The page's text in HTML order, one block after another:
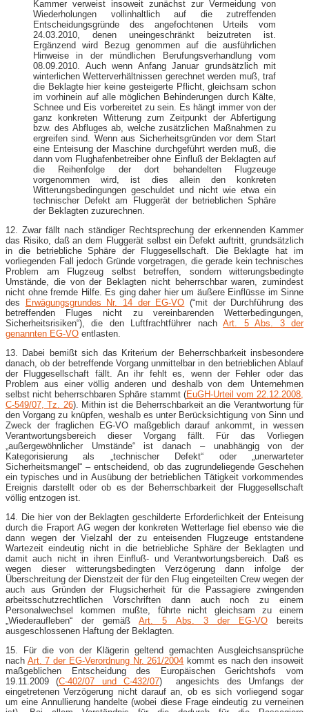
Kammer verweist insoweit zunächst zur Vermeidung von
Wiederholungen vollinhaltlich auf die zutreffenden
Entscheidungsgründe des angefochtenen Urteils vom
24.03.2010, denen uneingeschränkt beizutreten ist.
Ergänzend wird Bezug genommen auf die ausführlichen
Hinweise in der mündlichen Berufungsverhandlung vom
08.09.2010. Auch wenn Anfang Januar grundsätzlich mit
winterlichen Wetterverhältnissen gerechnet werden muß, traf
die Beklagte hier keine gesteigerte Pflicht, gleichsam schon
im vorhinein auf alle möglichen Behinderungen durch Kälte,
Schnee und Eis vorbereitet zu sein. Es hängt immer von der
ganz konkreten Witterung zum Zeitpunkt der Abfertigung
bzw. des Abfluges ab, welche zusätzlichen Maßnahmen zu
ergreifen sind. Wenn aus Sicherheitsgründen vor dem Start
eine Enteisung der Maschine durchgeführt werden muß, die
dann vom Flughafenbetreiber ohne Einfluß der Beklagten auf
die Reihenfolge der dort behandelten Flugzeuge
vorgenommen wird, ist dies allein den konkreten
Witterungsbedingungen geschuldet und nicht wie etwa ein
technischer Defekt am Fluggerät der betrieblichen Sphäre
der Beklagten zuzurechnen.
12. Zwar fällt nach ständiger Rechtsprechung der erkennenden Kammer
das Risiko, daß an dem Fluggerät selbst ein Defekt auftritt, grundsätzlich
in die betriebliche Sphäre der Fluggesellschaft. Die Beklagte hat im
vorliegenden Fall jedoch Gründe vorgetragen, die gerade kein technisches
Problem am Flugzeug selbst betreffen, sondern witterungsbedingte
Umstände, die von der Beklagten nicht beherrschbar waren, zumindest
nicht ohne fremde Hilfe. Es ging daher hier um äußere Einflüsse im Sinne
des Erwägungsgrundes Nr. 14 der EG-VO (“mit der Durchführung des
betreffenden Fluges nicht zu vereinbarenden Wetterbedingungen,
Sicherheitsrisiken“), die den Luftfrachtführer nachArt. 5 Abs. 3 der
genannten EG-VO entlasten.
13. Dabei bemißt sich das Kriterium der Beherrschbarkeit insbesondere
danach, ob der betreffende Vorgang unmittelbar in den betrieblichen Ablauf
der Fluggesellschaft fällt. An ihr fehlt es, wenn der Fehler oder das
Problem aus einer völlig anderen und deshalb von dem Unternehmen
selbst nicht beherrschbaren Sphäre stammt (EuGH-Urteil vom 22.12.2008,
C-549/07, Tz. 26). Mithin ist die Beherrschbarkeit an die Verantwortung für
den Vorgang zu knüpfen, weshalb es unter Berücksichtigung von Sinn und
Zweck der fraglichen EG-VO maßgeblich darauf ankommt, in wessen
Verantwortungsbereich dieser Vorgang fällt. Für das Vorliegen
„außergewöhnlicher Umstände“ ist danach – unabhängig von der
Kategorisierung als „technischer Defekt“ oder „unerwarteter
Sicherheitsmangel“ – entscheidend, ob das zugrundeliegende Geschehen
ein typisches und in Ausübung der betrieblichen Tätigkeit vorkommendes
Ereignis darstellt oder ob es der Beherrschbarkeit der Fluggesellschaft
völlig entzogen ist.
14. Die hier von der Beklagten geschilderte Erforderlichkeit der Enteisung
durch die Fraport AG wegen der konkreten Wetterlage fiel ebenso wie die
dann wegen der Vielzahl der zu enteisenden Flugzeuge entstandene
Wartezeit eindeutig nicht in die betriebliche Sphäre der Beklagten und
damit auch nicht in ihren Einfluß- und Verantwortungsbereich. Daß es
wegen dieser witterungsbedingten Verzögerung dann infolge der
Überschreitung der Dienstzeit der für den Flug eingeteilten Crew wegen der
auch aus Gründen der Flugsicherheit für die Passagiere zwingenden
arbeitsschutzrechtlichen Vorschriften dann auch noch zu einem
Personalwechsel kommen mußte, führte nicht gleichsam zu einem
„Wiederaufleben“ der gemäßArt. 5 Abs. 3 der EG-VObereits
ausgeschlossenen Haftung der Beklagten.
15. Für die von der Klägerin geltend gemachten Ausgleichsansprüche
nach Art. 7 der EG-Verordnung Nr. 261/2004 kommt es nach den insoweit
maßgeblichen Entscheidung des Europäischen Gerichtshofs vom
19.11.2009 (C-402/07 und C-432/07) angesichts des Umfangs der
eingetretenen Verzögerung nicht darauf an, ob es sich vorliegend sogar
um eine Annullierung handelte (wobei diese Frage eindeutig zu verneinen